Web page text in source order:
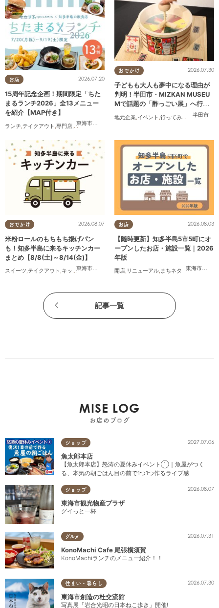
お店
東海市
,大府市
2026.07.20
15周年記念企画！期間限定「ちた
まるランチ2026」全13メニュー
を紹介【MAP付き】
ランチ テイクアウト 専門店 ちたまるスタイル掲載店
おでかけ
半田市
2026.07.30
子どもも大人も夢中になる理由が
判明！半田市・MIZKAN MUSEU
Mで話題の「酢っごい展」へ行っ
てみた｜7/25(土)～8/30(日)／ち
たまる広告
地元企業,イベント ,行ってみたレポ ,ちたま
おでかけ
東海市
,大府市 知多市, 東浦町 阿久比町, 半田市,常滑市,武豊
2026.08.07
米粉ロールのもちもち揚げパン
も！知多半島に来るキッチンカー
まとめ【8/8(土)～8/14(金)】
スイーツ,テイクアウト ,キッチンカー ,イベント,まとめ記事,親子
お店
東海市
,大府
2026.08.03
【随時更新】知多半島5市5町にオ
ープンしたお店・施設一覧｜2026
年版
開店, リニューアル, まちネタ
記事一覧
MISE LOG
お店のブログ
ショップ 2027.07.06
魚太郎本店
【魚太郎本店】怒涛の夏休みイベント①｜魚屋がつく
る、本気の朝ごはん目の前で1つ1つ作るライブ感
ショップ 2026.08.07
東海市観光物産プラザ
グイっと一杯
グルメ 2026.07.31
KonoMachi Cafe 尾張横須賀
KonoMachiランチのメニュー紹介！！
住まい・暮らし 2026.07.30
東海市創造の杜交流館
写真展「岩合光昭の日本ねこ歩き」開催!